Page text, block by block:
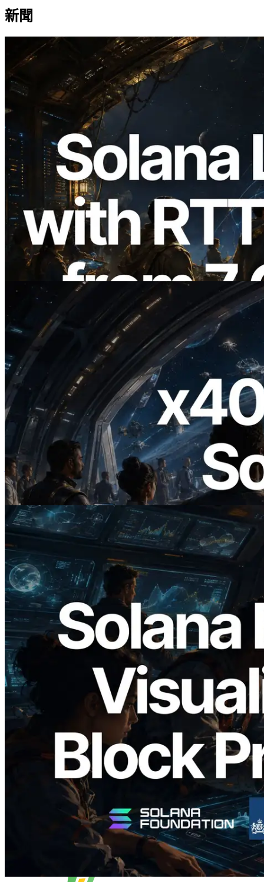
新聞
2026.08.05
ERPC 擴展 Solana Leader Slot API：新
增全球 7 個區域的 Ping 測量 —
Validators Information API 同步上線
2026.07.04
ERPC 發布支援 x402 支付的 Solana RPC
— AI Agent 按需為 API 付款的時代開啟
閱讀此文章
2026.05.24
Validators Solutions 釋出 Solana Block
Analyzer — 以 slot 為單位視覺化區塊生
成時間與負責驗證者